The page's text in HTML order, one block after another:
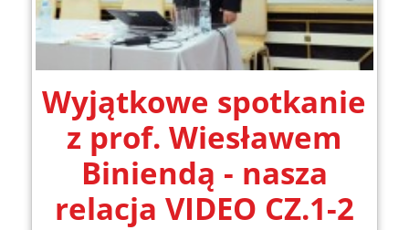
Wyjątkowe spotkanie
z prof. Wiesławem
Biniendą - nasza
relacja VIDEO CZ.1-2